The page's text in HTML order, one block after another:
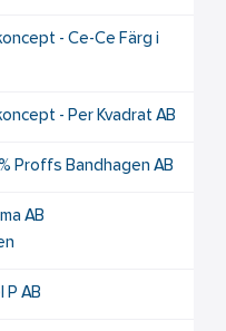
- Ce-Ce Färg i
- Per Kvadrat AB
Proffs Bandhagen AB
AB
P AB